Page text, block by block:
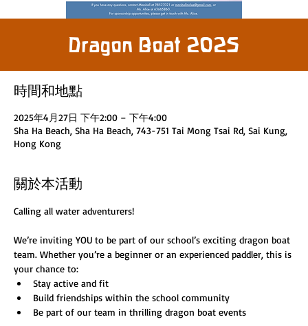
Dragon Boat 2025
時間和地點
2025年4月27日 下午2:00 – 下午4:00
Sha Ha Beach, Sha Ha Beach, 743-751 Tai Mong Tsai Rd, Sai Kung,
Hong Kong
關於本活動
Calling all water adventurers!
We’re inviting YOU to be part of our school’s exciting dragon boat
team. Whether you’re a beginner or an experienced paddler, this is
your chance to:
Stay active and fit
Build friendships within the school community
Be part of our team in thrilling dragon boat events